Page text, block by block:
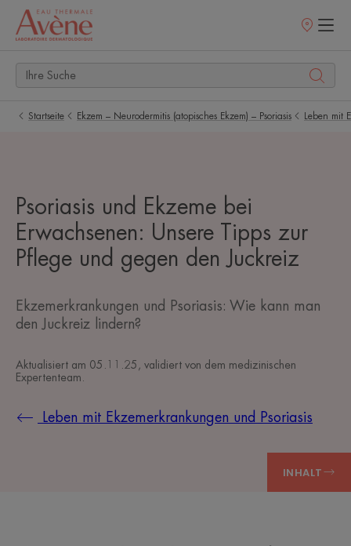
Startseite Ekzem – Neurodermitis (atopisches Ekzem) – Psoriasis Leben mit
Psoriasis und Ekzeme bei
Erwachsenen: Unsere Tipps zur
Pflege und gegen den Juckreiz
Ekzemerkrankungen und Psoriasis: Wie kann man
den Juckreiz lindern?
Aktualisiert am 05.11.25 , validiert von dem medizinischen
Expertenteam
Leben mit Ekzemerkrankungen und Psoriasis
INHALT